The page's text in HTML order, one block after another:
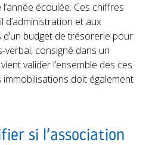
écoulée. Ces chiffres
et aux
budget de trésorerie pour
verbal, consigné dans un
valider l’ensemble des ces
doit également
si l’association